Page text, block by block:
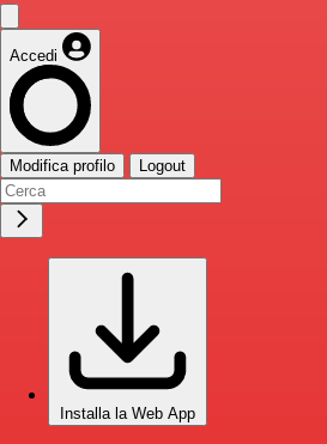
Accedi
Modifica profilo Logout
Installa la Web App